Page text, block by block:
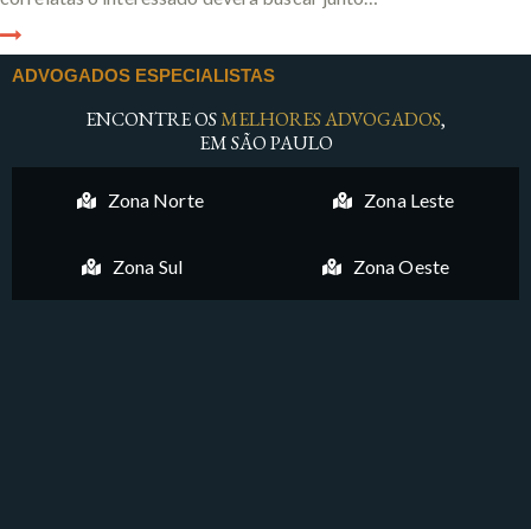
ADVOGADOS ESPECIALISTAS
ENCONTRE OSMELHORES ADVOGADOS,
EM SÃO PAULO
Zona Norte Zona Leste
Zona Sul Zona Oeste